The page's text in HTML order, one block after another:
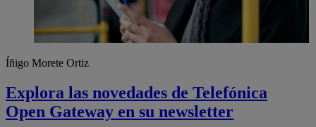
Íñigo Morete Ortiz
Explora las novedades de Telefónica
Open Gateway en su newsletter